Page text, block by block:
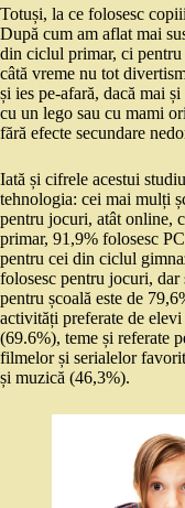
Totuși, la ce folosesc
După cum am aflat mai
din ciclul primar, ci pentru
câtă vreme nu tot
și ies pe-afară, dacă mai
cu un lego sau cu mami
fără efecte secundare
Iată și cifrele acestui
tehnologia: cei mai mulți
pentru jocuri, atât online,
primar, 91,9% folosesc
pentru cei din ciclul
folosesc pentru jocuri, dar
pentru școală este de
activități preferate de
(69.6%), teme și referate
filmelor și serialelor
și muzică (46,3%).